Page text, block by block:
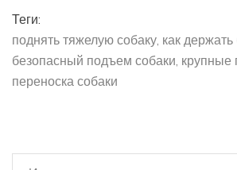
Теги:
поднять тяжелую собаку как
безопасный подъем собаки крупные
переноска собаки